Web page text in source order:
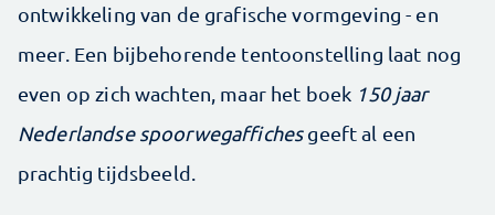
ontwikkeling van de grafische vormgeving - en
meer. Een bijbehorende tentoonstelling laat nog
even op zich wachten, maar het boek 150 jaar
Nederlandse spoorwegaffichesgeeft al een
prachtig tijdsbeeld.